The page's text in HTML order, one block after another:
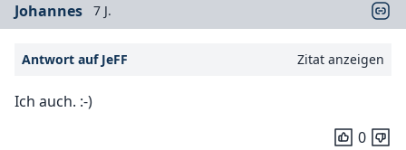
Johannes 7 J.
Antwort auf JeFF Zitat anzeigen
Ich auch. :-)
0